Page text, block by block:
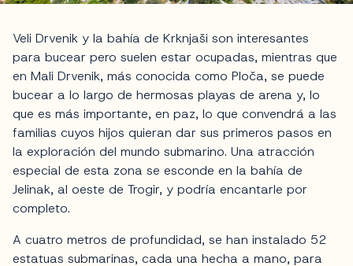
Veli Drvenik y la bahía de Krknjaši son interesantes
para bucear pero suelen estar ocupadas, mientras que
en Mali Drvenik, más conocida como Ploča, se puede
bucear a lo largo de hermosas playas de arena y, lo
que es más importante, en paz, lo que convendrá a las
familias cuyos hijos quieran dar sus primeros pasos en
la exploración del mundo submarino. Una atracción
especial de esta zona se esconde en la bahía de
Jelinak, al oeste de Trogir, y podría encantarle por
completo.
A cuatro metros de profundidad, se han instalado 52
estatuas submarinas, cada una hecha a mano, para